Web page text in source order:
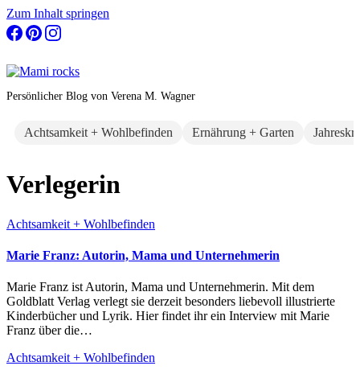
Zum Inhalt springen
Persönlicher Blog von Verena M. Wagner
Achtsamkeit + Wohlbefinden Ernährung + Garten
Verlegerin
Achtsamkeit + Wohlbefinden
Marie Franz: Autorin, Mama und Unternehmerin
Marie Franz ist Autorin, Mama und Unternehmerin. Mit dem
Goldblatt Verlag verlegt sie derzeit besonders liebevoll illustrierte
Kinderbücher und Lyrik. Hier findet ihr ein Interview mit Marie
Franz über die…
Achtsamkeit + Wohlbefinden